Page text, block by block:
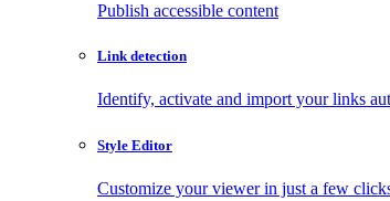
Publish accessible content
Link detection
Identify, activate and import your links
Style Editor
Customize your viewer in just a few